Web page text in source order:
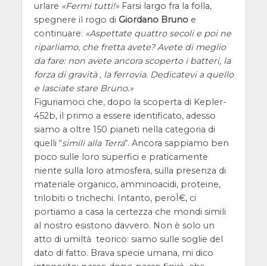
urlare
Fermi tutti! Farsi largo fra la folla,
spegnere il rogo di Giordano Brunoe
continuare:
Aspettate quattro secoli e poi ne
riparliamo, che fretta avete? Avete di meglio
da fare: non avete ancora scoperto i batteri, la
forza di gravità , la ferrovia. Dedicatevi a quello
e lasciate stare Bruno.
Figuriamoci che, dopo la scoperta di Kepler-
452b, il primo a essere identificato, adesso
siamo a oltre 150 pianeti nella categoria di
quelli “simili alla Terra“. Ancora sappiamo ben
poco sulle loro superfici e praticamente
niente sulla loro atmosfera, sulla presenza di
materiale organico, amminoacidi, proteine,
trilobiti o trichechi. Intanto, peroÌ€, ci
portiamo a casa la certezza che mondi simili
al nostro esistono davvero. Non è solo un
atto di umiltà teorico: siamo sulle soglie del
dato di fatto. Brava specie umana, mi dico